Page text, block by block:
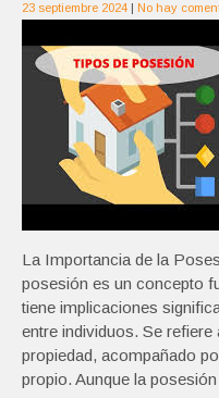
23 septiembre 2024 | No hay
La Importancia de la
posesión es un concepto
tiene implicaciones
entre individuos. Se
propiedad, acompañado
propio. Aunque la